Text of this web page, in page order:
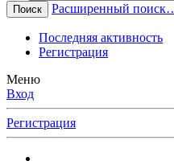
Поиск Расширенный
Последняя активность
Регистрация
Меню
Вход
Регистрация